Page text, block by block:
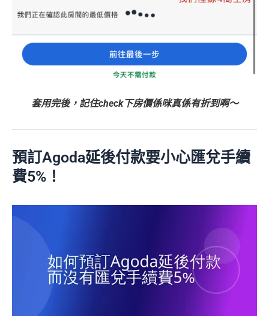
套用完後，記住check下房價係咪真係有折到啊～
預訂Agoda延後付款要小心匯兌手續
費5%！